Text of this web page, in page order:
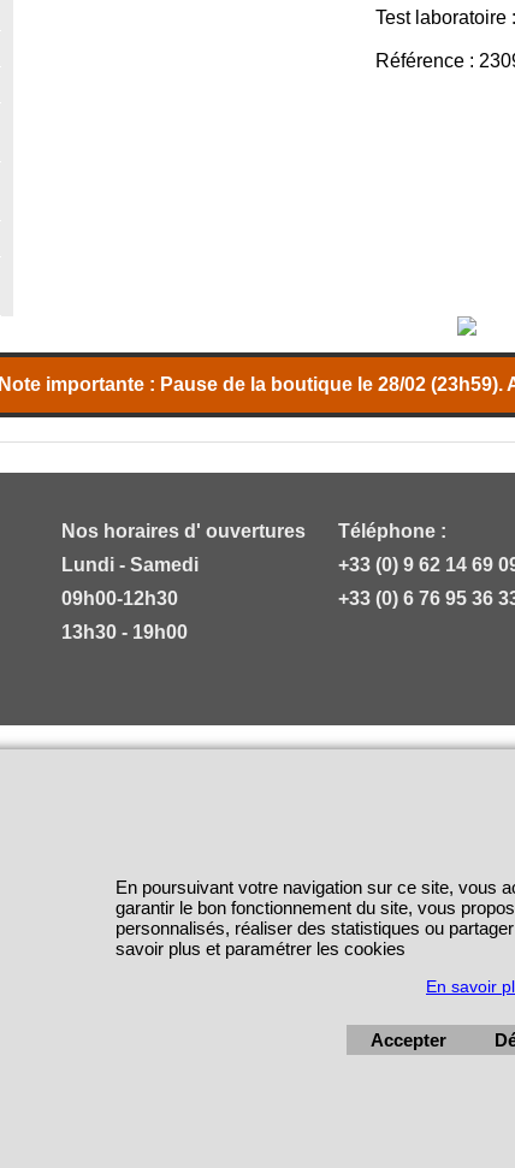
Test laboratoire
Référence :
Note importante : Pause de la boutique le 28/02
Nos horaires d' ouvertures
Lundi - Samedi
09h00-12h30
13h30 - 19h00
Téléphone :
+33 (0) 9 62 14 69
+33 (0) 6 76 95 36
En poursuivant votre navigation sur ce site, vous
garantir le bon fonctionnement du site, vous
personnalisés, réaliser des statistiques ou
savoir plus et paramétrer les cookies
En savoir
Accepter